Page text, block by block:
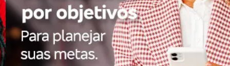
SEPARAMOS PARA VOCÊ